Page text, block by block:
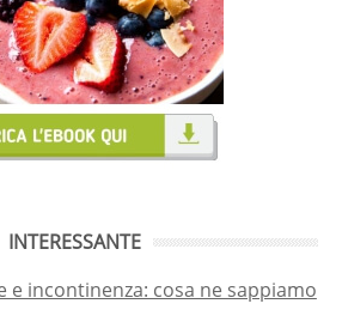
INTERESSANTE
e incontinenza: cosa ne sappiamo